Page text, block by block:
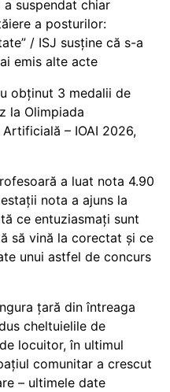
suspendat chiar
a posturilor:
/ ISJ susține că s-a
emis alte acte
obținut 3 medalii de
la Olimpiada
– IOAI 2026,
a luat nota 4.90
nota a ajuns la
ce entuziasmați sunt
să vină la corectat și ce
unui astfel de concurs
țară din întreaga
cheltuielile de
locuitor, în ultimul
comunitar a crescut
– ultimele date